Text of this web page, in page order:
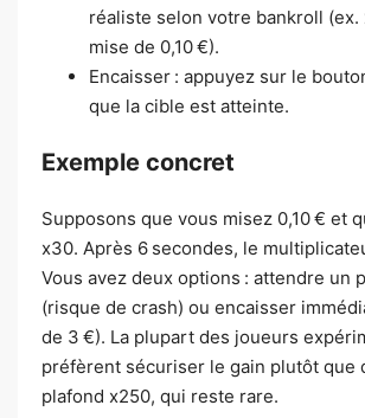
réaliste selon votre bankroll (ex.
mise de 0,10 €).
Encaisser : appuyez sur le
que la cible est atteinte.
Exemple concret
Supposons que vous misez 0,10 € et
x30. Après 6 secondes, le
Vous avez deux options : attendre un
(risque de crash) ou encaisser
de 3 €). La plupart des joueurs
préfèrent sécuriser le gain plutôt que
plafond x250, qui reste rare.